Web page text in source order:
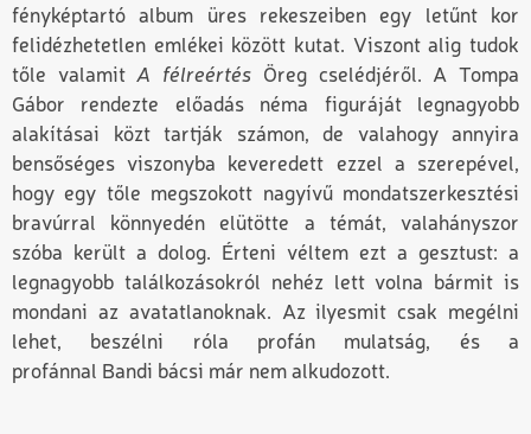
fényképtartó album üres rekeszeiben egy letűnt kor
felidézhetetlen emlékei között kutat. Viszont alig tudok
tőle valamitA félreértés Öreg cselédjéről. A Tompa
Gábor rendezte előadás néma figuráját legnagyobb
alakításai közt tartják számon, de valahogy annyira
bensőséges viszonyba keveredett ezzel a szerepével,
hogy egy tőle megszokott nagyívű mondatszerkesztési
bravúrral könnyedén elütötte a témát, valahányszor
szóba került a dolog. Érteni véltem ezt a gesztust: a
legnagyobb találkozásokról nehéz lett volna bármit is
mondani az avatatlanoknak. Az ilyesmit csak megélni
lehet, beszélni róla profán mulatság, és a
profánnal Bandi bácsi már nem alkudozott.